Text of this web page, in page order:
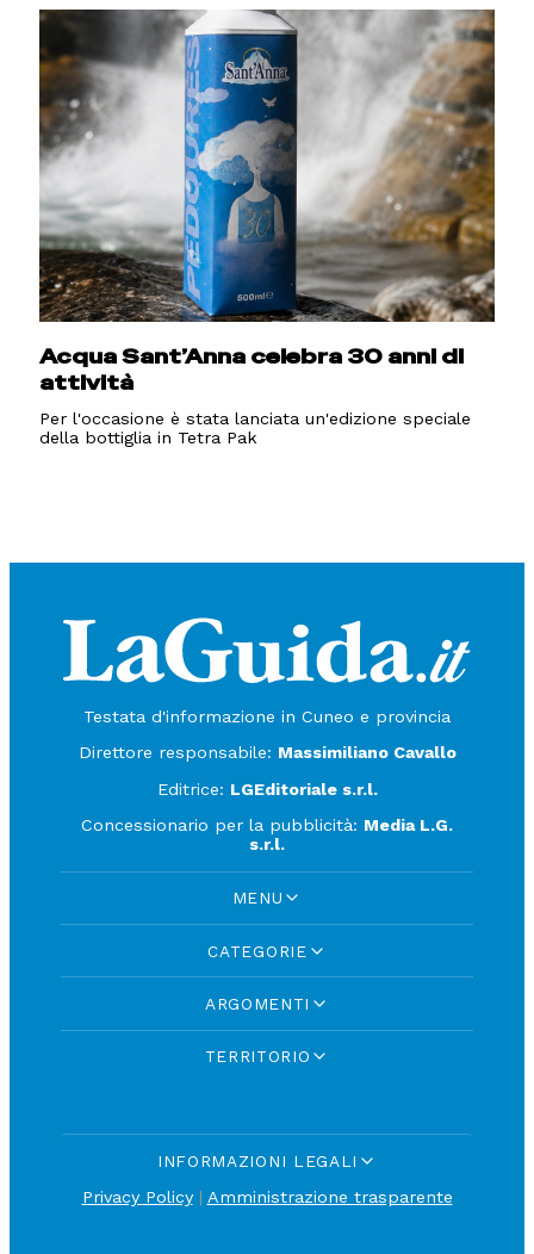
Acqua Sant’Anna celebra 30 anni di
attività
Per l'occasione è stata lanciata un'edizione speciale
della bottiglia in Tetra Pak
Testata d'informazione in Cuneo e provincia
Direttore responsabile: Massimiliano Cavallo
Editrice: LGEditoriale s.r.l.
Concessionario per la pubblicità: Media L.G.
s.r.l.
MENU
CATEGORIE
ARGOMENTI
TERRITORIO
INFORMAZIONI LEGALI
Privacy Policy| Amministrazione trasparente